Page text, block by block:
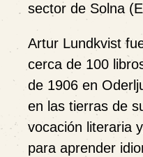
sector de Solna
Artur Lundkvist
cerca de 100
de 1906 en
en las tierras de
vocación literaria
para aprender